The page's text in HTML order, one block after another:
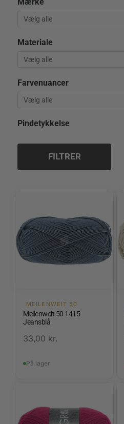
Materiale
Farvenuancer
Pindetykkelse
3,5 mm
4,0 mm
FILTRER
MEILENWEIT 50
Meilenweit 50 1415
Jeansblå
33,00 kr.
På lager